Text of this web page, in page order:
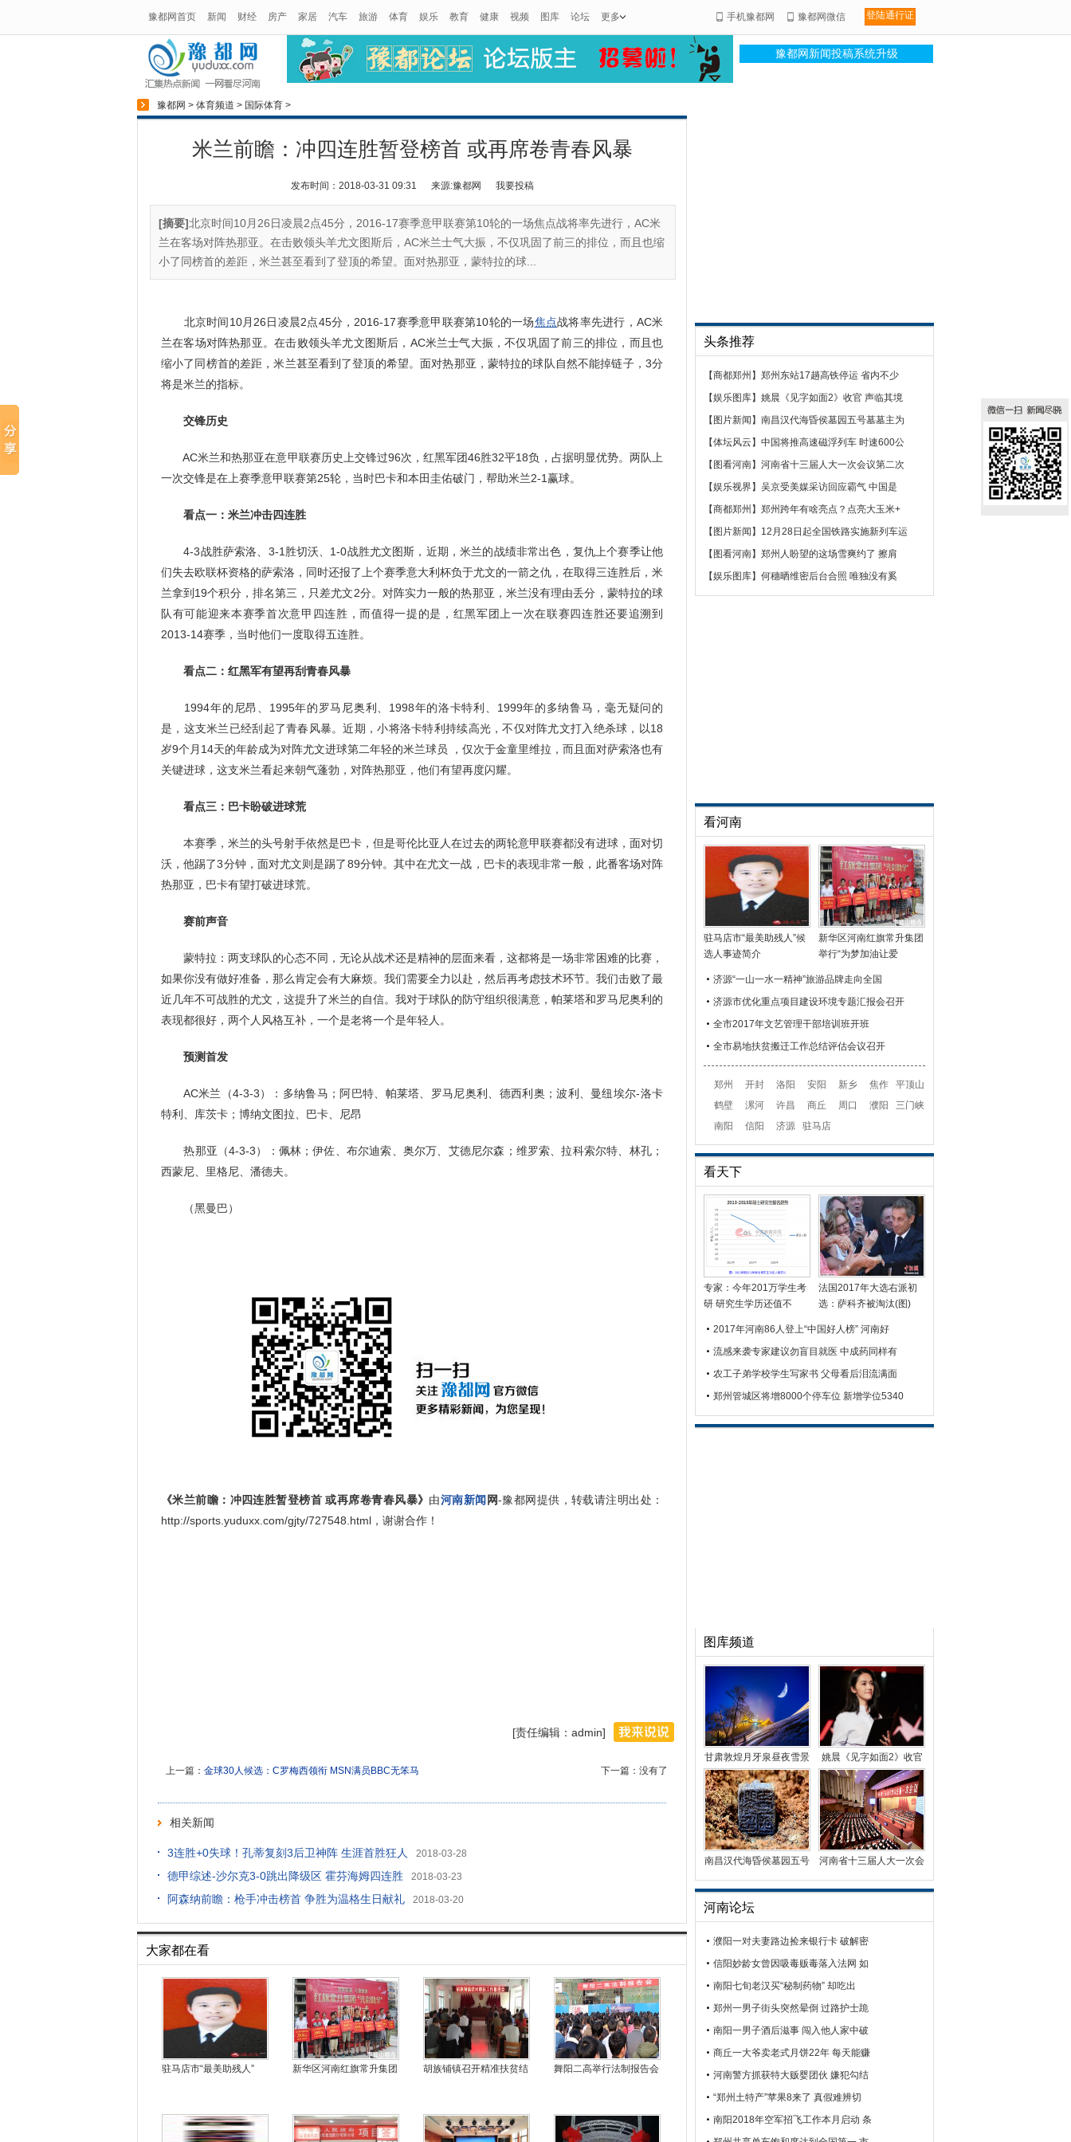
豫都网首页 新闻 财经 房产 家居 汽车 旅游 体育 娱乐 教育 健康 视频 图库 论坛 更多 手机豫都网 豫都网微信 登陆通行证
豫都网新闻投稿系统升级
豫都网 > 体育频道 > 国际体育 >
米兰前瞻：冲四连胜暂登榜首 或再席卷青春风暴
发布时间：2018-03-31 09:31 来源:豫都网 我要投稿
[摘要]北京时间10月26日凌晨2点45分，2016-17赛季意甲联赛第10轮的一场焦点战将率先进行，AC米
兰在客场对阵热那亚。在击败领头羊尤文图斯后，AC米兰士气大振，不仅巩固了前三的排位，而且也缩
小了同榜首的差距，米兰甚至看到了登顶的希望。面对热那亚，蒙特拉的球...
北京时间10月26日凌晨2点45分，2016-17赛季意甲联赛第10轮的一场焦点战将率先进行，AC米
兰在客场对阵热那亚。在击败领头羊尤文图斯后，AC米兰士气大振，不仅巩固了前三的排位，而且也
缩小了同榜首的差距，米兰甚至看到了登顶的希望。面对热那亚，蒙特拉的球队自然不能掉链子，3分
将是米兰的指标。
交锋历史
AC米兰和热那亚在意甲联赛历史上交锋过96次，红黑军团46胜32平18负，占据明显优势。两队上
一次交锋是在上赛季意甲联赛第25轮，当时巴卡和本田圭佑破门，帮助米兰2-1赢球。
看点一：米兰冲击四连胜
4-3战胜萨索洛、3-1胜切沃、1-0战胜尤文图斯，近期，米兰的战绩非常出色，复仇上个赛季让他
们失去欧联杯资格的萨索洛，同时还报了上个赛季意大利杯负于尤文的一箭之仇，在取得三连胜后，米
兰拿到19个积分，排名第三，只差尤文2分。对阵实力一般的热那亚，米兰没有理由丢分，蒙特拉的球
队有可能迎来本赛季首次意甲四连胜，而值得一提的是，红黑军团上一次在联赛四连胜还要追溯到
2013-14赛季，当时他们一度取得五连胜。
看点二：红黑军有望再刮青春风暴
1994年的尼昂、1995年的罗马尼奥利、1998年的洛卡特利、1999年的多纳鲁马，毫无疑问的
是，这支米兰已经刮起了青春风暴。近期，小将洛卡特利持续高光，不仅对阵尤文打入绝杀球，以18
岁9个月14天的年龄成为对阵尤文进球第二年轻的米兰球员 ，仅次于金童里维拉，而且面对萨索洛也有
关键进球，这支米兰看起来朝气蓬勃，对阵热那亚，他们有望再度闪耀。
看点三：巴卡盼破进球荒
本赛季，米兰的头号射手依然是巴卡，但是哥伦比亚人在过去的两轮意甲联赛都没有进球，面对切
沃，他踢了3分钟，面对尤文则是踢了89分钟。其中在尤文一战，巴卡的表现非常一般，此番客场对阵
热那亚，巴卡有望打破进球荒。
赛前声音
蒙特拉：两支球队的心态不同，无论从战术还是精神的层面来看，这都将是一场非常困难的比赛，
如果你没有做好准备，那么肯定会有大麻烦。我们需要全力以赴，然后再考虑技术环节。我们击败了最
近几年不可战胜的尤文，这提升了米兰的自信。我对于球队的防守组织很满意，帕莱塔和罗马尼奥利的
表现都很好，两个人风格互补，一个是老将一个是年轻人。
预测首发
AC米兰（4-3-3）：多纳鲁马；阿巴特、帕莱塔、罗马尼奥利、德西利奥；波利、曼纽埃尔-洛卡
特利、库茨卡；博纳文图拉、巴卡、尼昂
热那亚（4-3-3）：佩林；伊佐、布尔迪索、奥尔万、艾德尼尔森；维罗索、拉科索尔特、林孔；
西蒙尼、里格尼、潘德夫。
（黑曼巴）
《米兰前瞻：冲四连胜暂登榜首 或再席卷青春风暴》 由河南新闻 网-豫都网提供，转载请注明出处：
http://sports.yuduxx.com/gjty/727548.html，谢谢合作！
[责任编辑：admin]
下一篇：没有了
上一篇： 金球30人候选：C罗梅西领衔 MSN满员BBC无笨马
相关新闻
3连胜+0失球！孔蒂复刻3后卫神阵 生涯首胜狂人 2018-03-28
德甲综述-沙尔克3-0跳出降级区 霍芬海姆四连胜 2018-03-23
阿森纳前瞻：枪手冲击榜首 争胜为温格生日献礼 2018-03-20
大家都在看
驻马店市“最美助残人” 新华区河南红旗常升集团 胡族铺镇召开精准扶贫结 舞阳二高举行法制报告会
头条推荐
【商都郑州 】 郑州东站17趟高铁停运 省内不少
【娱乐图库】 姚晨《见字如面2》收官 声临其境
【 图片新闻 】 南昌汉代海昏侯墓园五号墓墓主为
【体坛风云 】 中国将推高速磁浮列车 时速600公
【 图看河南】 河南省十三届人大一次会议第二次
【娱乐视界】 吴京受美媒采访回应霸气 中国是
【商都郑州 】 郑州跨年有啥亮点？点亮大玉米+
【 图片新闻 】 12月28日起全国铁路实施新列车运
【 图看河南】 郑州人盼望的这场雪爽约了 擦肩
【娱乐图库】 何穗晒维密后台合照 唯独没有奚
看河南
驻马店市“最美助残人”候
选人事迹简介
新华区河南红旗常升集团
举行“为梦加油让爱
济源“一山一水一精神”旅游品牌走向全国
济源市优化重点项目建设环境专题汇报会召开
全市2017年文艺管理干部培训班开班
全市易地扶贫搬迁工作总结评估会议召开
郑州 开封 洛阳 安阳 新乡 焦作
平顶山
鹤壁
漯河 许昌 商丘 周口 濮阳
三门峡
南阳
信阳 济源 驻马店
看天下
专家：今年201万学生考
研 研究生学历还值不
法国2017年大选右派初
选：萨科齐被淘汰(图)
2017年河南86人登上“中国好人榜” 河南好
流感来袭专家建议勿盲目就医 中成药同样有
农工子弟学校学生写家书 父母看后泪流满面
郑州管城区将增8000个停车位 新增学位5340
图库频道
甘肃敦煌月牙泉昼夜雪景
尽呈大漠“冬趣”
姚晨《见字如面2》收官
声临其境展专业能力
南昌汉代海昏侯墓园五号
河南省十三届人大一次会
河南论坛
濮阳一对夫妻路边捡来银行卡 破解密
信阳妙龄女曾因吸毒贩毒落入法网 如
南阳七旬老汉买“秘制药物” 却吃出
郑州一男子街头突然晕倒 过路护士跪
南阳一男子酒后滋事 闯入他人家中破
商丘一大爷卖老式月饼22年 每天能赚
河南警方抓获特大贩婴团伙 嫌犯勾结
“郑州土特产”苹果8来了 真假难辨切
南阳2018年空军招飞工作本月启动 条